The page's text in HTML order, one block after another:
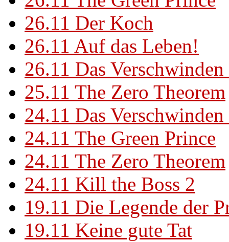
26.11 Der Koch
26.11 Auf das Leben!
26.11 Das
25.11 The Zero Theorem
24.11 Das
24.11 The Green Prince
24.11 The Zero Theorem
24.11 Kill the Boss 2
19.11 Die Legende der
19.11 Keine gute Tat